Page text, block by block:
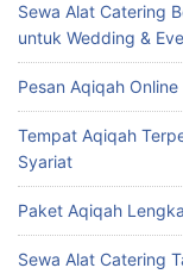
Sewa Alat Catering
untuk Wedding &
Pesan Aqiqah
Tempat Aqiqah
Syariat
Paket Aqiqah
Sewa Alat Catering